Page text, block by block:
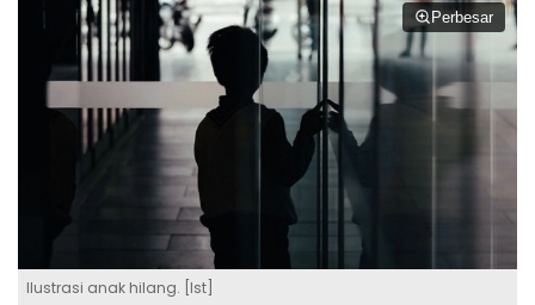
Perbesar
Ilustrasi anak hilang. [Ist]